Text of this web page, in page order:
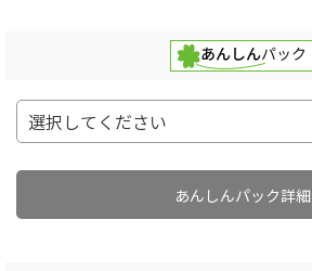
あんしんパック詳細